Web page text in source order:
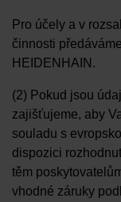
Pro účely a v
činnosti
HEIDENHAIN.
(2) Pokud jsou
zajišťujeme, aby
souladu s
dispozici
těm
vhodné záruky